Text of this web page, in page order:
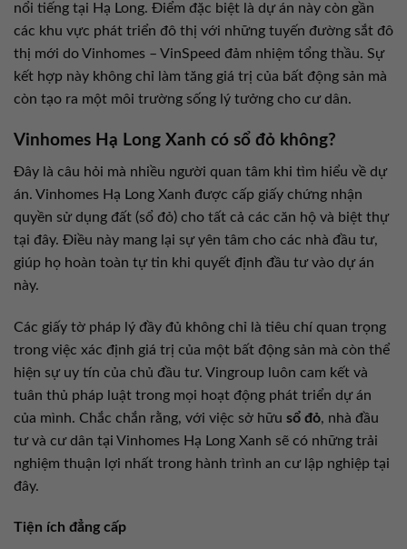
nổi tiếng tại Hạ Long. Điểm đặc biệt là dự án này còn gần
các khu vực phát triển đô thị với những tuyến đường sắt đô
thị mới do Vinhomes – VinSpeed đảm nhiệm tổng thầu. Sự
kết hợp này không chỉ làm tăng giá trị của bất động sản mà
còn tạo ra một môi trường sống lý tưởng cho cư dân.
Vinhomes Hạ Long Xanh có sổ đỏ không?
Đây là câu hỏi mà nhiều người quan tâm khi tìm hiểu về dự
án. Vinhomes Hạ Long Xanh được cấp giấy chứng nhận
quyền sử dụng đất (sổ đỏ) cho tất cả các căn hộ và biệt thự
tại đây. Điều này mang lại sự yên tâm cho các nhà đầu tư,
giúp họ hoàn toàn tự tin khi quyết định đầu tư vào dự án
này.
Các giấy tờ pháp lý đầy đủ không chỉ là tiêu chí quan trọng
trong việc xác định giá trị của một bất động sản mà còn thể
hiện sự uy tín của chủ đầu tư. Vingroup luôn cam kết và
tuân thủ pháp luật trong mọi hoạt động phát triển dự án
của mình. Chắc chắn rằng, với việc sở hữu sổ đỏ, nhà đầu
tư và cư dân tại Vinhomes Hạ Long Xanh sẽ có những trải
nghiệm thuận lợi nhất trong hành trình an cư lập nghiệp tại
đây.
Tiện ích đẳng cấp